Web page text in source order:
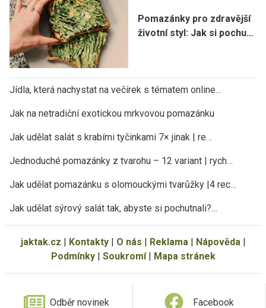
Pomazánky pro zdravější
životní styl: Jak si pochu…
Jídla, která nachystat na večírek s tématem online…
Jak na netradiční exotickou mrkvovou pomazánku
Jak udělat salát s krabími tyčinkami 7× jinak | re…
Jednoduché pomazánky z tvarohu – 12 variant | rych…
Jak udělat pomazánku s olomouckými tvarůžky |4 rec…
Jak udělat sýrový salát tak, abyste si pochutnali?…
jaktak.cz | Kontakty| O nás | Reklama| Nápověda|
Podmínky| Soukromí| Mapa stránek
Odběr novinek Facebook